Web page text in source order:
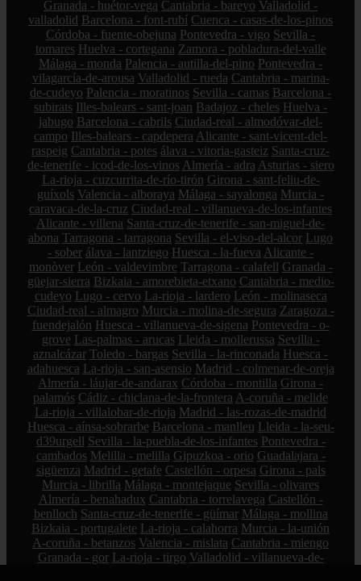
Granada - huétor-vega Cantabria - bareyo Valladolid -
valladolid Barcelona - font-rubí Cuenca - casas-de-los-pinos
Córdoba - fuente-obejuna Pontevedra - vigo Sevilla -
tomares Huelva - cortegana Zamora - pobladura-del-valle
Málaga - monda Palencia - autilla-del-pino Pontevedra -
vilagarcía-de-arousa Valladolid - rueda Cantabria - marina-
de-cudeyo Palencia - moratinos Sevilla - camas Barcelona -
subirats Illes-balears - sant-joan Badajoz - cheles Huelva -
jabugo Barcelona - cabrils Ciudad-real - almodóvar-del-
campo Illes-balears - capdepera Alicante - sant-vicent-del-
raspeig Cantabria - potes álava - vitoria-gasteiz Santa-cruz-
de-tenerife - icod-de-los-vinos Almería - adra Asturias - siero
La-rioja - cuzcurrita-de-río-tirón Girona - sant-feliu-de-
guíxols Valencia - alboraya Málaga - sayalonga Murcia -
caravaca-de-la-cruz Ciudad-real - villanueva-de-los-infantes
Alicante - villena Santa-cruz-de-tenerife - san-miguel-de-
abona Tarragona - tarragona Sevilla - el-viso-del-alcor Lugo
- sober álava - lantziego Huesca - la-fueva Alicante -
monòver León - valdevimbre Tarragona - calafell Granada -
güejar-sierra Bizkaia - amorebieta-etxano Cantabria - medio-
cudeyo Lugo - cervo La-rioja - lardero León - molinaseca
Ciudad-real - almagro Murcia - molina-de-segura Zaragoza -
fuendejalón Huesca - villanueva-de-sigena Pontevedra - o-
grove Las-palmas - arucas Lleida - mollerussa Sevilla -
aznalcázar Toledo - bargas Sevilla - la-rinconada Huesca -
adahuesca La-rioja - san-asensio Madrid - colmenar-de-oreja
Almería - láujar-de-andarax Córdoba - montilla Girona -
palamós Cádiz - chiclana-de-la-frontera A-coruña - melide
La-rioja - villalobar-de-rioja Madrid - las-rozas-de-madrid
Huesca - aínsa-sobrarbe Barcelona - manlleu Lleida - la-seu-
d39urgell Sevilla - la-puebla-de-los-infantes Pontevedra -
cambados Melilla - melilla Gipuzkoa - orio Guadalajara -
sigüenza Madrid - getafe Castellón - orpesa Girona - pals
Murcia - librilla Málaga - montejaque Sevilla - olivares
Almería - benahadux Cantabria - torrelavega Castellón -
benlloch Santa-cruz-de-tenerife - güímar Málaga - mollina
Bizkaia - portugalete La-rioja - calahorra Murcia - la-unión
A-coruña - betanzos Valencia - mislata Cantabria - miengo
Granada - gor La-rioja - tirgo Valladolid - villanueva-de-